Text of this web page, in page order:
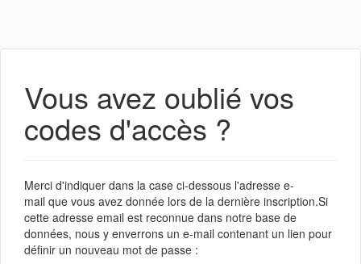
Vous avez oublié vos
codes d'accès ?
Merci d'indiquer dans la case ci-dessous l'adresse e-
mail que vous avez donnée lors de la dernière inscription.Si
cette adresse email est reconnue dans notre base de
données, nous y enverrons un e-mail contenant un lien pour
définir un nouveau mot de passe :